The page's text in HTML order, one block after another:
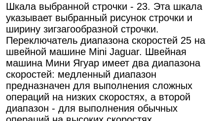
Шкала выбранной строчки - 23. Эта шкала
указывает выбранный рисунок строчки и
ширину зигзагообразной строчки.
Переключатель диапазона скоростей 25 на
швейной машине Mini Jaguar. Швейная
машина Мини Ягуар имеет два диапазона
скоростей: медленный диапазон
предназначен для выполнения сложных
операций на низких скоростях, а второй
диапазон - для выполнения обычных